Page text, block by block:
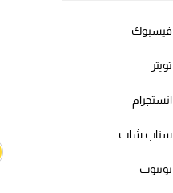
فيسبوك
تويتر
انستجرام
سناب شات
يوتيوب